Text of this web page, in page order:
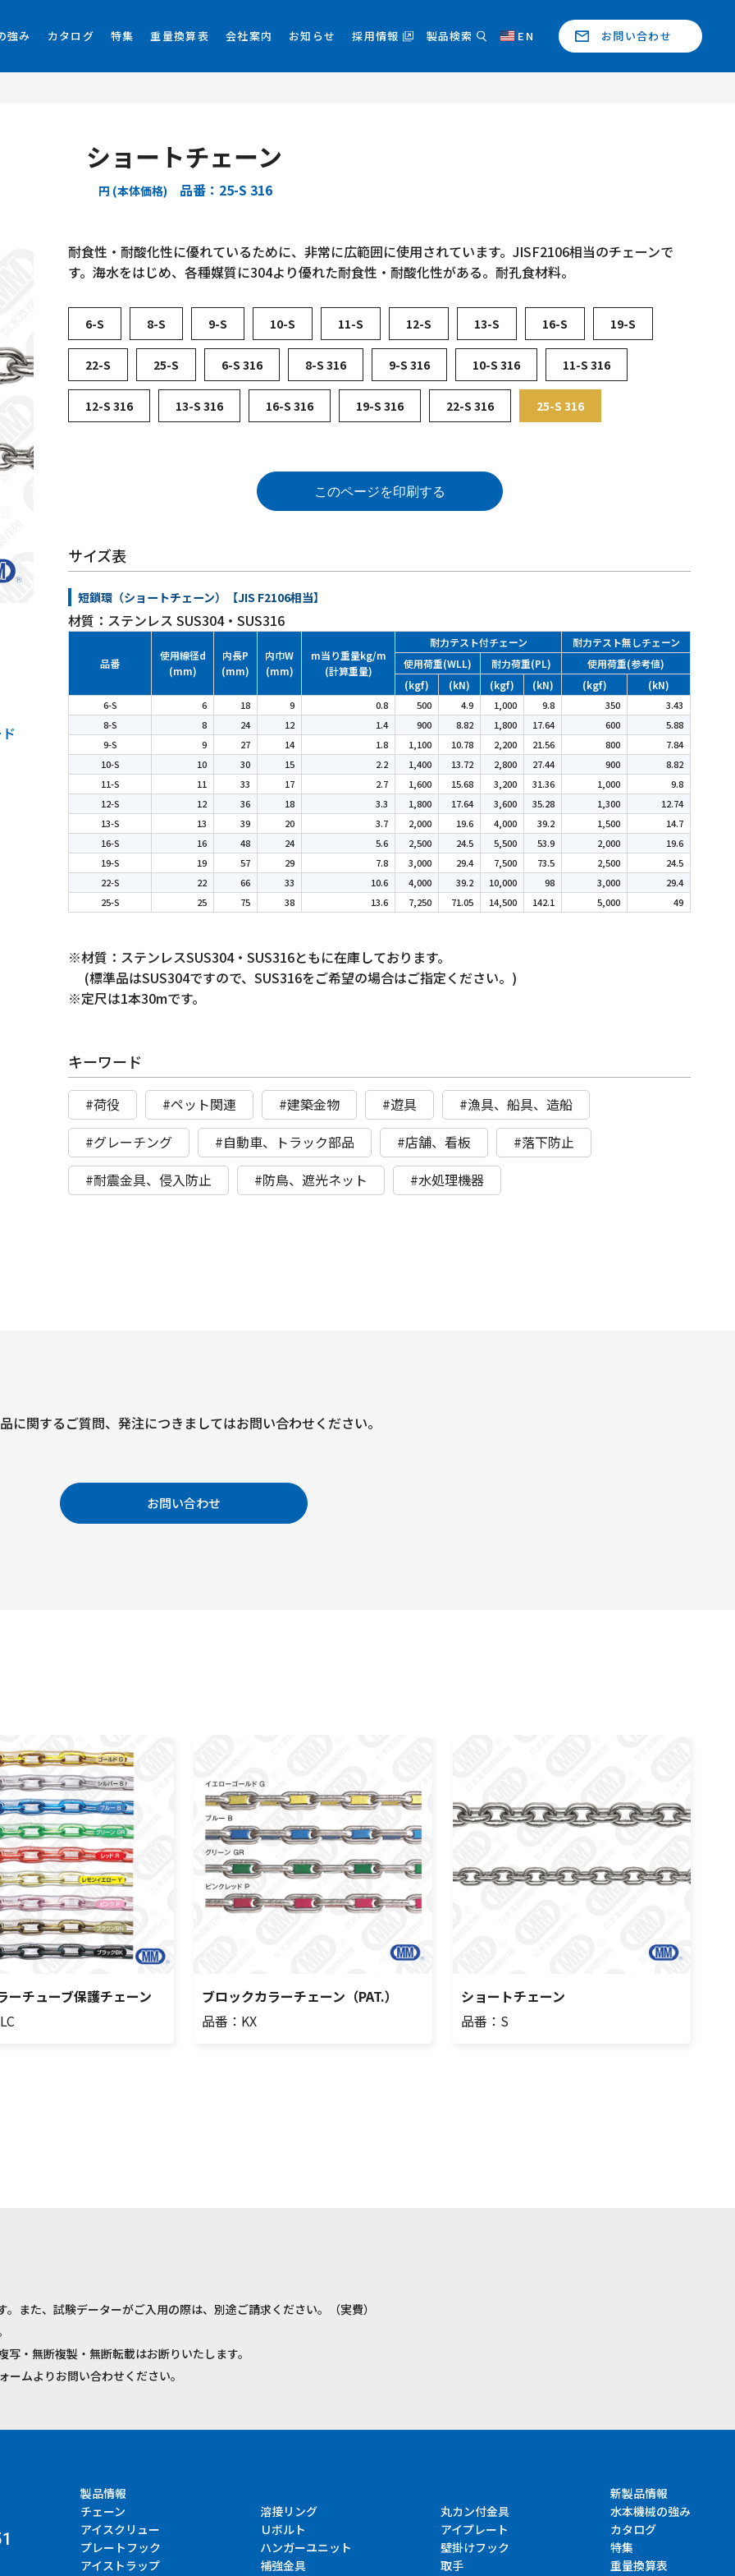
強み カタログ 特集 重量換算表 会社案内 お知らせ 採用情報 製品検索 EN お問い合わせ
ショートチェーン
円 (本体価格) 品番：25-S 316
耐食性・耐酸化性に優れているために、非常に広範囲に使用されています。JISF2106相当のチェーンで
す。海水をはじめ、各種媒質に304より優れた耐食性・耐酸化性がある。耐孔食材料。
6-S 8-S 9-S 10-S 11-S 12-S 13-S 16-S 19-S
22-S 25-S 6-S 316 8-S 316 9-S 316 10-S 316 11-S 316
12-S 316 13-S 316 16-S 316 19-S 316 22-S 316 25-S 316
このページを印刷する
サイズ表
短鎖環（ショートチェーン）【JIS F2106相当】
材質：ステンレス SUS304・SUS316
品番
使用線径d
(mm)
内長P
(mm)
内巾W
(mm)
m当り重量kg/m
(計算重量)
耐力テスト付チェーン
耐力テスト無しチェーン
使用荷重(WLL)
耐力荷重(PL)
使用荷重(参考値)
(kgf)
(kN) (kgf) (kN) (kgf) (kN)
6-S 6 18 9 0.8 500 4.9 1,000 9.8 350
3.43
8-S
8 24 12 1.4 900 8.82 1,800 17.64 600
5.88
9-S
9 27 14 1.8 1,100 10.78 2,200 21.56 800
7.84
10-S
10 30 15 2.2 1,400 13.72 2,800 27.44 900
8.82
11-S
11 33 17 2.7 1,600 15.68 3,200 31.36 1,000
9.8
12-S
12 36 18 3.3 1,800 17.64 3,600 35.28 1,300
12.74
13-S
13 39 20 3.7 2,000 19.6 4,000 39.2 1,500
14.7
16-S
16 48 24 5.6 2,500 24.5 5,500 53.9 2,000
19.6
19-S
19 57 29 7.8 3,000 29.4 7,500 73.5 2,500
24.5
22-S
22 66 33 10.6 4,000 39.2 10,000 98 3,000
29.4
25-S
25 75 38 13.6 7,250 71.05 14,500 142.1 5,000 49
※材質：ステンレスSUS304・SUS316ともに在庫しております。
(標準品はSUS304ですので、SUS316をご希望の場合はご指定ください。)
※定尺は1本30mです。
キーワード
#荷役 #ペット関連 #建築金物 #遊具
#漁具、船具、造船
#グレーチング
#自動車、トラック部品 #店舗、看板
#落下防止
#耐震金具、侵入防止
#防鳥、遮光ネット #水処理機器
に関するご質問、 発注につきましてはお問い合わせください。
お問い合わせ
ーチューブ保護チェーン
ブロックカラーチェーン（PAT.）
品番：KX
ショートチェーン
品番：S
また、試験データーがご入用の際は、別途ご請求ください。（実費）
・無断複製・無断転載はお断りいたします。
ムよりお問い合わせください。
製品情報
チェーン
溶接リング
丸カン付金具
アイスクリュー
Ｕボルト
アイプレート
プレートフック
ハンガーユニット
壁掛けフック
アイストラップ
補強金具
取手
新製品情報
水本機械の強み
カタログ
特集
重量換算表